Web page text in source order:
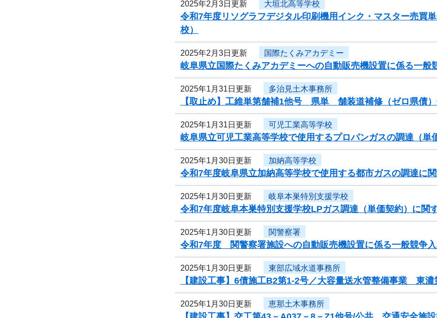
2025年2月3日更新 大垣北高等学校
令和7年度リソグラフデジタル印刷機用インク・マスター売買
校）
2025年2月3日更新 国際たくみアカデミー
岐阜県立国際たくみアカデミーへの自動販売機設置に係る一般
2025年1月31日更新 多治見土木事務所
【取止め】工維単第舗補1他号 県単 舗装道補修（ゼロ県債
2025年1月31日更新 可児工業高等学校
岐阜県立可児工業高等学校で使用するプロパンガスの調達（単
2025年1月30日更新 加納高等学校
令和7年度岐阜県立加納高等学校で使用する都市ガスの調達に
2025年1月30日更新 岐阜本巣特別支援学校
令和7年度岐阜本巣特別支援学校LPガス調達（単価契約）に関
2025年1月30日更新 関警察署
令和7年度 関警察署施設への自動販売機設置に係る一般競争
2025年1月30日更新 東部広域水道事務所
【建設工事】6債施工B2第1-2号／大容量送水管整備事業 東
2025年1月30日更新 恵那土木事務所